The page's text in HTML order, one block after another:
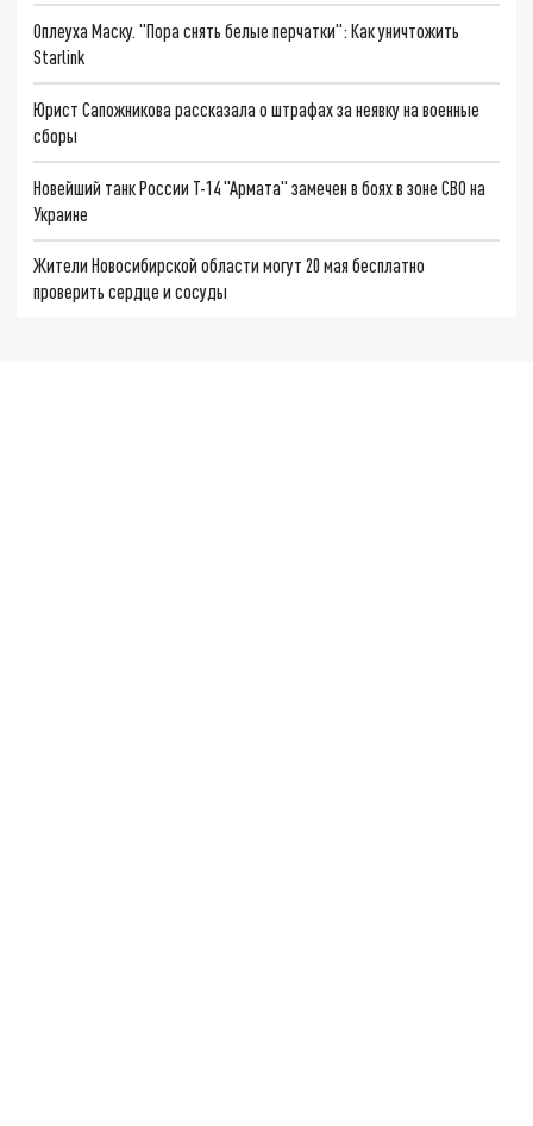
Оплеуха Маску. "Пора снять белые перчатки": Как уничтожить
Starlink
Юрист Сапожникова рассказала о штрафах за неявку на военные
сборы
Новейший танк России Т-14 "Армата" замечен в боях в зоне СВО на
Украине
Жители Новосибирской области могут 20 мая бесплатно
проверить сердце и сосуды